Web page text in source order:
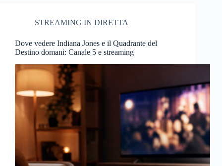
STREAMING IN DIRETTA
Dove vedere Indiana Jones e il Quadrante del
Destino domani: Canale 5 e streaming